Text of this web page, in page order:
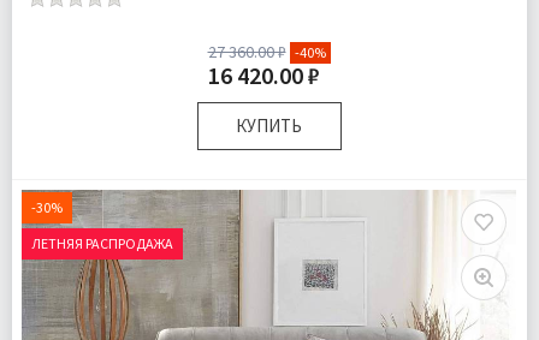
27 360.00 ₽ -40%
16 420.00 ₽
КУПИТЬ
-30%
ЛЕТНЯЯ РАСПРОДАЖА